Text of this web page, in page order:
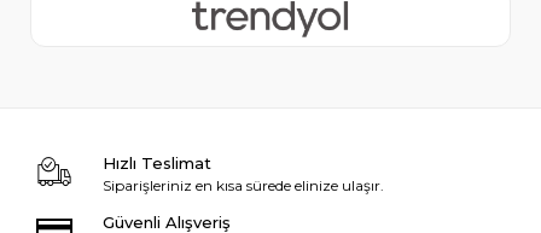
Hızlı Teslimat
Siparişleriniz en kısa sürede elinize ulaşır.
Güvenli Alışveriş